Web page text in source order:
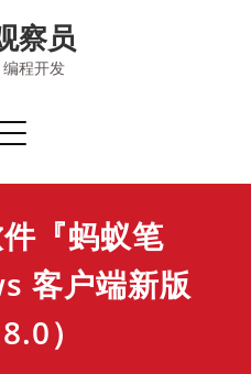
察员
编程开发
切
导
『蚂蚁笔
客户端新版
）